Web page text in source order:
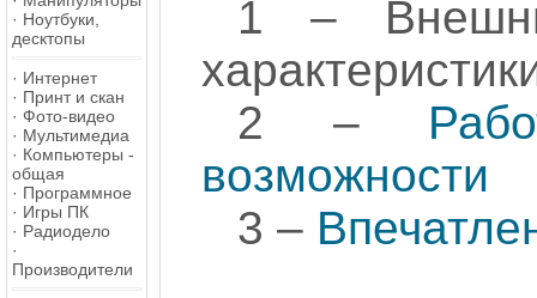
· Ноутбуки,
десктопы
· Интернет
· Принт и скан
· Фото-видео
· Мультимедиа
· Компьютеры -
общая
· Программное
· Игры ПК
· Радиодело
·
Производители
1 –
2 –
возможности
3 –